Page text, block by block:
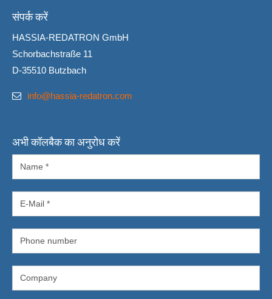
संपर्क करें
HASSIA-REDATRON GmbH
Schorbachstraße 11
D-35510 Butzbach
info@hassia-redatron.com
अभी कॉलबैक का अनुरोध करें